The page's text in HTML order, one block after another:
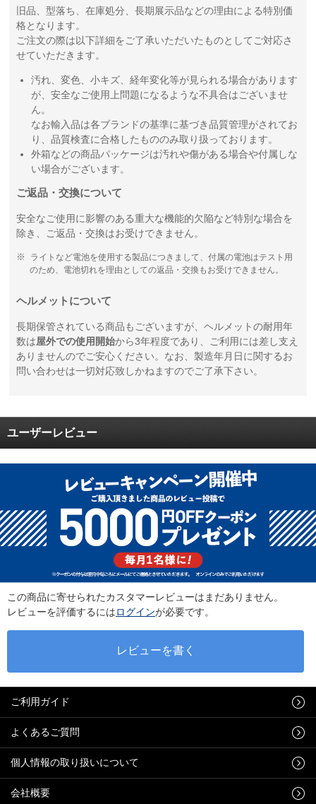
旧品、型落ち、在庫処分、長期展示品などの理由による特別価
格となります。
ご注文の際は以下詳細をご了承いただいたものとしてご対応さ
せていただきます。
汚れ、変色、小キズ、経年変化等が見られる場合があります
が、安全なご使用上問題になるような不具合はございませ
ん。
なお輸入品は各ブランドの基準に基づき品質管理がされてお
り、品質検査に合格したもののみ取り扱っております。
外箱などの商品パッケージは汚れや傷がある場合や付属しな
い場合がございます。
ご返品・交換について
安全なご使用に影響のある重大な機能的欠陥など特別な場合を
除き、ご返品・交換はお受けできません。
ライトなど電池を使用する製品につきまして、付属の電池はテスト用
のため、電池切れを理由としての返品・交換もお受けできません。
ヘルメットについて
長期保管されている商品もございますが、ヘルメットの耐用年
数は屋外での使用開始から3年程度であり、ご利用には差し支え
ありませんのでご安心ください。なお、製造年月日に関するお
問い合わせは一切対応致しかねますのでご了承下さい。
ユーザーレビュー
この商品に寄せられたカスタマーレビューはまだありません。
レビューを評価するにはログインが必要です。
ご利用ガイド
よくあるご質問
個人情報の取り扱いについて
会社概要